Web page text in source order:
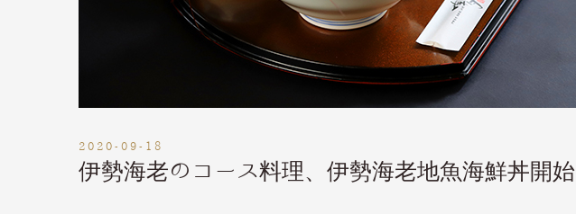
2020-09-18
伊勢海老のコース料理、伊勢海老地魚海鮮丼開始